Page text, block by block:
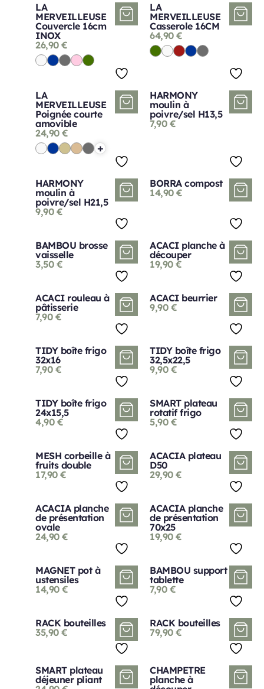
LA
MERVEILLEUSE
Couvercle 16cm
INOX
26,90 €
LA
MERVEILLEUSE
Casserole 16CM
64,90 €
LA
MERVEILLEUSE
Poignée courte
amovible
24,90 €
+
HARMONY
moulin à
poivre/sel H13,5
7,90 €
HARMONY
moulin à
poivre/sel H21,5
9,90 €
BORRA compost
14,90 €
BAMBOU brosse
vaisselle
3,50 €
ACACI planche à
découper
19,90 €
ACACI rouleau à
pâtisserie
7,90 €
ACACI beurrier
9,90 €
TIDY boîte frigo
32x16
7,90 €
TIDY boîte frigo
32,5x22,5
9,90 €
TIDY boîte frigo
24x15,5
4,90 €
SMART plateau
rotatif frigo
5,90 €
MESH corbeille à
fruits double
17,90 €
ACACIA plateau
D50
29,90 €
ACACIA planche
de présentation
ovale
24,90 €
ACACIA planche
de présentation
70x25
19,90 €
MAGNET pot à
ustensiles
14,90 €
BAMBOU support
tablette
7,90 €
RACK bouteilles
35,90 €
RACK bouteilles
79,90 €
SMART plateau
déjeuner pliant
CHAMPETRE
planche à